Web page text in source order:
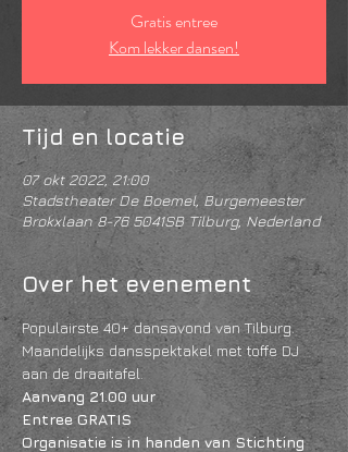
Gratis entree
Kom lekker dansen!
Tijd en locatie
07 okt 2022, 21:00
Stadstheater De Boemel, Burgemeester
Brokxlaan 8-76 5041SB Tilburg, Nederland
Over het evenement
Populairste 40+ dansavond van Tilburg.
Maandelijks dansspektakel met toffe DJ
aan de draaitafel.
Aanvang 21.00 uur
Entree GRATIS
Organisatie is in handen van Stichting